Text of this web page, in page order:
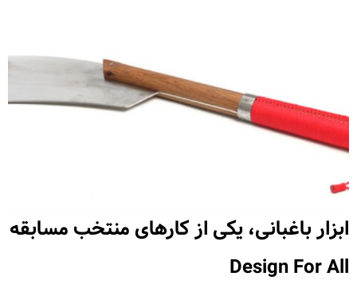
ابزار باغبانی، یکی از کارهای منتخب مسابقه
Design For All